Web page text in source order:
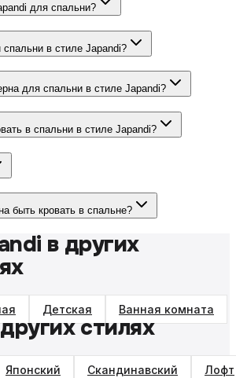
для спальни?
спальни в стиле Japandi?
для спальни в стиле Japandi?
в спальни в стиле Japandi?
быть кровать в спальне?
в других
Детская Ванная комната
стилях
Японский Скандинавский Лофт